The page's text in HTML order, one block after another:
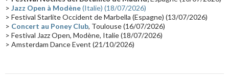
Tournée 2025(14) 2024(14) Chine(13)
> Jazz Open à Modène(Italie) (18/07/2026)
> Festival Starlite Occident de Marbella (Espagne) (13/07/2026)
> Concert au Poney Club, Toulouse (16/07/2026)
> Festival Jazz Open, Modène, Italie (18/07/2026)
> Amsterdam Dance Event (21/10/2026)